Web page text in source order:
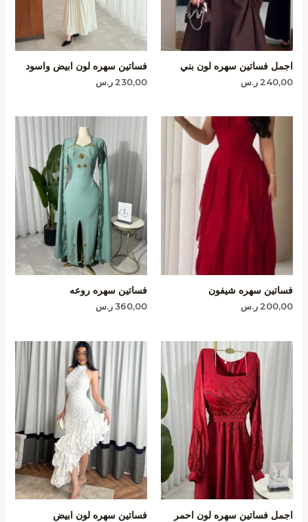
اجمل فساتين سهره لون بني
240,00 ر.س
فساتين سهره لون ابيض واسود
230,00 ر.س
فساتين سهره شيفون
200,00 ر.س
فساتين سهره روعه
360,00 ر.س
اجمل فساتين سهره لون احمر فساتين سهره لون ابيض